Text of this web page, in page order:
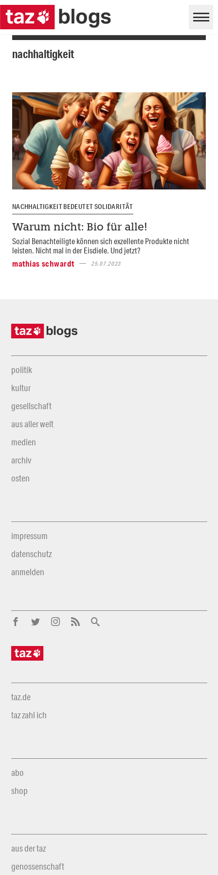
nachhaltigkeit
NACHHALTIGKEIT BEDEUTET SOLIDARITÄT
Warum nicht: Bio für alle!
Sozial Benachteiligte können sich exzellente Produkte nicht
leisten. Nicht mal in der Eisdiele. Und jetzt?
mathias schwardt
25.07.2023
politik
kultur
gesellschaft
aus aller welt
medien
archiv
osten
impressum
datenschutz
anmelden
taz.de
taz zahl ich
abo
shop
aus der taz
genossenschaft